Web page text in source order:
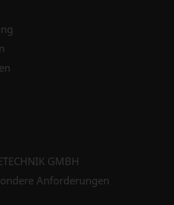
GMBH
Anforderungen